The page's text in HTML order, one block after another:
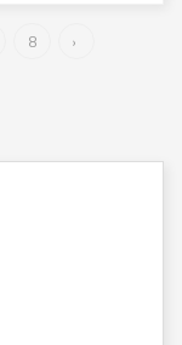
8 ›